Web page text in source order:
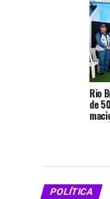
Rio
de
POLÍTICA